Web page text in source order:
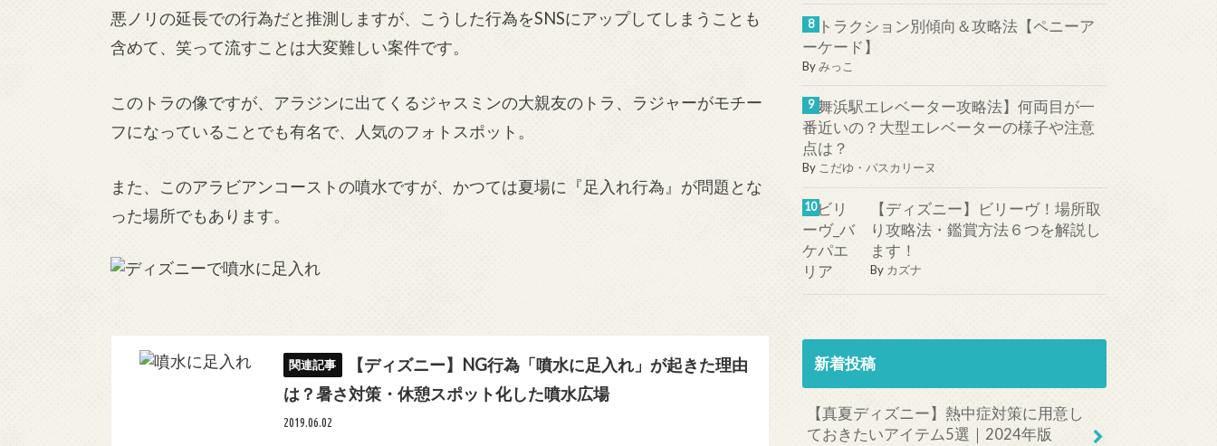
悪ノリの延長での行為だと推測しますが、こうした行為をSNSにアップしてしまうことも
含めて、笑って流すことは大変難しい案件です。
このトラの像ですが、アラジンに出てくるジャスミンの大親友のトラ、ラジャーがモチー
フになっていることでも有名で、人気のフォトスポット。
また、このアラビアンコーストの噴水ですが、かつては夏場に『足入れ行為』が問題とな
った場所でもあります。
【ディズニー】NG行為「噴水に足入れ」が起きた理由
は？暑さ対策・休憩スポット化した噴水広場
2019.06.02
アトラクション別傾向＆攻略法【ペニーア
ーケード】
Byみっこ
【舞浜駅エレベーター攻略法】何両目が一
番近いの？大型エレベーターの様子や注意
点は？
By こだゆ・パスカリーヌ
【ディズニー】ビリーヴ！場所取
り攻略法・鑑賞方法６つを解説し
ます！
By カズナ
新着投稿
【真夏ディズニー】熱中症対策に用意し
ておきたいアイテム5選｜2024年版